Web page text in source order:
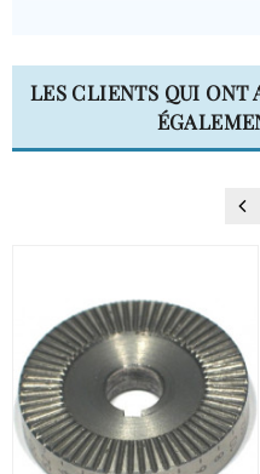
LES CLIENTS QUI ONT